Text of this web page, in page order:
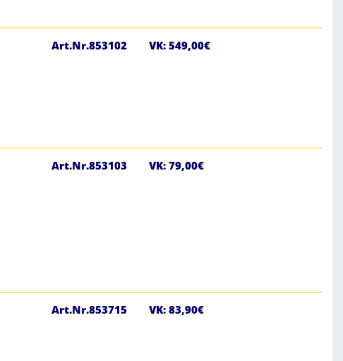
Art.Nr.853102 VK: 549,00€
Art.Nr.853103 VK: 79,00€
Art.Nr.853715 VK: 83,90€